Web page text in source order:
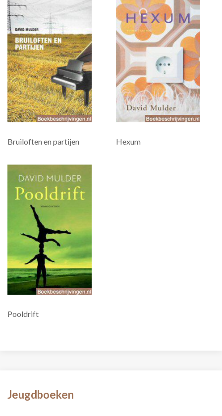
Bruiloften en partijen Hexum
Pooldrift
Jeugdboeken